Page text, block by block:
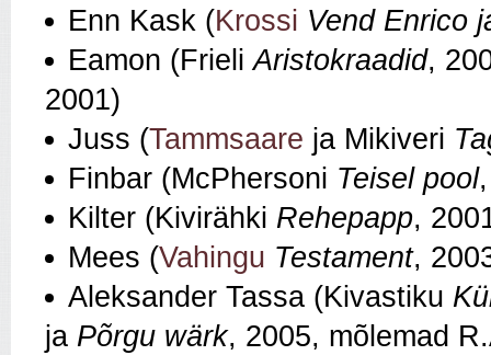
Enn Kask (Krossi Vend Enrico
Eamon (FrieliAristokraadid,
2001)
Juss (Tammsaare ja Mikiveri
Finbar (McPhersoni Teisel pool
Kilter (Kivirähki Rehepapp,
Mees (Vahingu Testament,
Aleksander Tassa (Kivastiku
ja Põrgu wärk, 2005, mõlemad